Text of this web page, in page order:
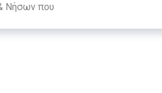
Νήσων που